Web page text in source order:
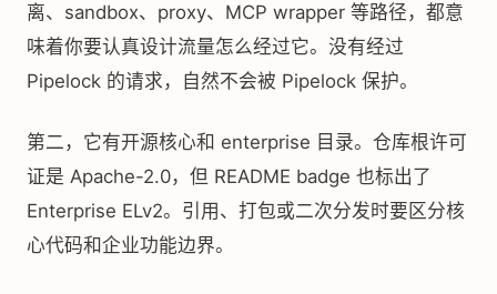
离、sandbox、proxy、MCP wrapper 等路径，都意
味着你要认真设计流量怎么经过它。没有经过
Pipelock 的请求，自然不会被 Pipelock 保护。
第二，它有开源核心和 enterprise 目录。仓库根许可
证是 Apache-2.0，但 README badge 也标出了
Enterprise ELv2。引用、打包或二次分发时要区分核
心代码和企业功能边界。